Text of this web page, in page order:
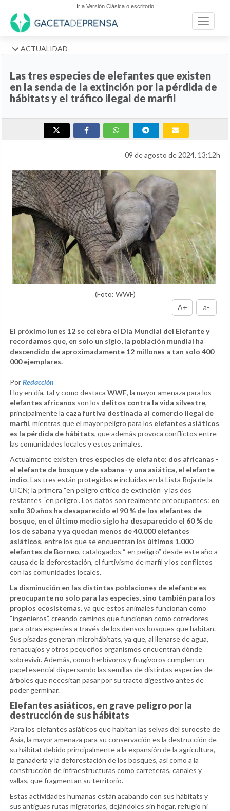
Ir a Versión Clásica o escritorio
Toggle
ACTUALIDAD
Las tres especies de elefantes que existen
en la senda de la extinción por la pérdida de
hábitats y el tráfico ilegal de marfil
09 de agosto de 2024, 13:12h
(Foto: WWF)
A+
a-
El próximo lunes 12 se celebra el Día Mundial del Elefante y
recordamos que, en solo un siglo, la población mundial ha
descendido de aproximadamente 12 millones a tan solo 400
000 ejemplares.
PorRedacción
Hoy en día, tal y como destaca WWF, la mayor amenaza para los
elefantes africanos son los delitos contra la vida silvestre,
principalmente la caza furtiva destinada al comercio ilegal de
marfil, mientras que el mayor peligro para los elefantes asiáticos
es la pérdida de hábitats, que además provoca conflictos entre
las comunidades locales y estos animales.
Actualmente existen tres especies de elefante: dos africanas -
el elefante de bosque y de sabana- y una asiática, el elefante
indio. Las tres están protegidas e incluidas en la Lista Roja de la
UICN; la primera “en peligro crítico de extinción” y las dos
restantes “en peligro”. Los datos son realmente preocupantes: en
solo 30 años ha desaparecido el 90 % de los elefantes de
bosque, en el último medio siglo ha desaparecido el 60 % de
los de sabana y ya quedan menos de 40.000 elefantes
asiáticos, entre los que se encuentran los últimos 1.000
elefantes de Borneo, catalogados “ en peligro” desde este año a
causa de la deforestación, el furtivismo de marfil y los conflictos
con las comunidades locales.
La disminución en las distintas poblaciones de elefante es
preocupante no solo para las especies, sino también para los
propios ecosistemas, ya que estos animales funcionan como
“ingenieros”, creando caminos que funcionan como corredores
para otras especies a través de los densos bosques que habitan.
Sus pisadas generan microhábitats, ya que, al llenarse de agua,
renacuajos y otros pequeños organismos encuentran dónde
sobrevivir. Además, como herbívoros y frugívoros cumplen un
papel esencial dispersando las semillas de distintas especies de
árboles que necesitan pasar por su tracto digestivo antes de
poder germinar.
Elefantes asiáticos, en grave peligro por la
destrucción de sus hábitats
Para los elefantes asiáticos que habitan las selvas del suroeste de
Asia, la mayor amenaza para su conservación es la destrucción de
su hábitat debido principalmente a la expansión de la agricultura,
la ganadería y la deforestación de los bosques, así como a la
construcción de infraestructuras como carreteras, canales y
vallas, que fragmentan su territorio.
Estas actividades humanas están acabando con sus hábitats y
sus antiguas rutas migratorias, dejándoles sin hogar, refugio ni